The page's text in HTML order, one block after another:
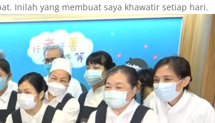
Inilah yang membuat saya khawatir setiap hari.